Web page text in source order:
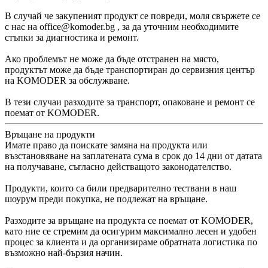
В случай че закупеният продукт се повреди, моля свържете се
с нас на office@komoder.bg , за да уточним необходимите
стъпки за диагностика и ремонт.
Ако проблемът не може да бъде отстранен на място,
продуктът може да бъде транспортиран до сервизния център
на KOMODER за обслужване.
В тези случаи разходите за транспорт, опаковане и ремонт се
поемат от KOMODER.
Връщане на продукти
Имате право да поискате замяна на продукта или
възстановяване на заплатената сума в срок до 14 дни от датата
на получаване, съгласно действащото законодателство.
Продукти, които са били предварително тествани в наш
шоурум преди покупка, не подлежат на връщане.
Разходите за връщане на продукта се поемат от KOMODER,
като ние се стремим да осигурим максимално лесен и удобен
процес за клиента и да организираме обратната логистика по
възможно най-бързия начин.